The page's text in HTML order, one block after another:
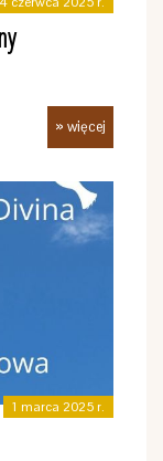
» więcej
1 marca 2025 r.